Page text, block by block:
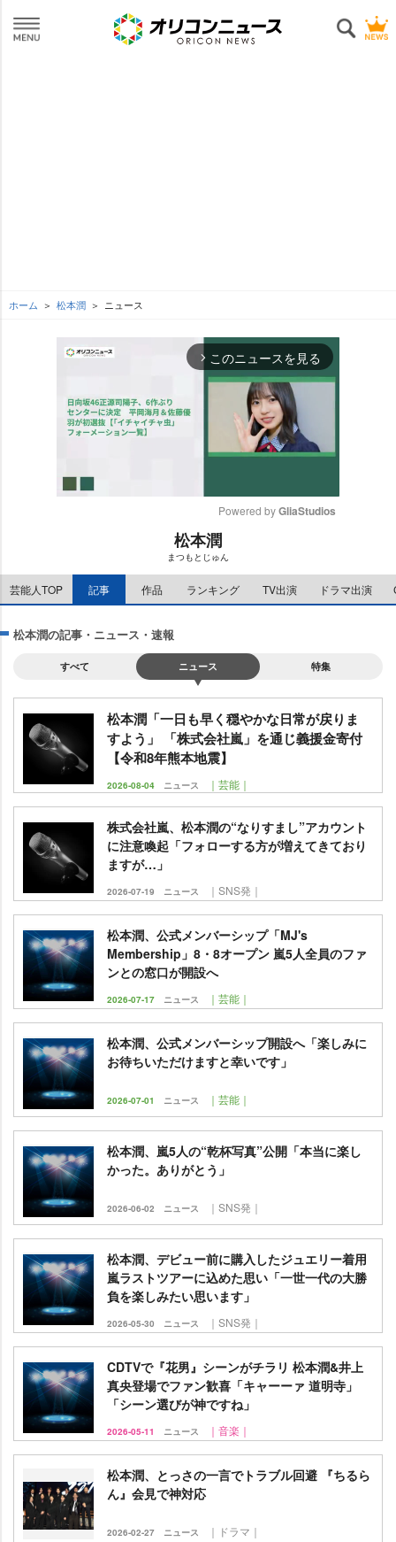
ホーム 松本潤 ニュース
arrow_forward_ios このニュースを見る
e
Powered by GliaStudios
松本潤
まつもとじゅん
芸能人TOP 記事 作品 ランキング TV出演 ドラマ出演
松本潤の記事・ニュース・速報
すべて ニュース 特集
松本潤「一日も早く穏やかな日常が戻りま
すよう」 「株式会社嵐」を通じ義援金寄付
【令和8年熊本地震】
2026-08-04 ニュース ｜芸能｜
株式会社嵐、松本潤の“なりすまし”アカウント
に注意喚起「フォローする方が増えてきており
ますが…」
2026-07-19 ニュース ｜SNS発｜
松本潤、公式メンバーシップ「MJ's
Membership」8・8オープン 嵐5人全員のファ
ンとの窓口が開設へ
2026-07-17 ニュース ｜芸能｜
松本潤、公式メンバーシップ開設へ「楽しみに
お待ちいただけますと幸いです」
2026-07-01 ニュース ｜芸能｜
松本潤、嵐5人の“乾杯写真”公開「本当に楽し
かった。ありがとう」
2026-06-02 ニュース ｜SNS発｜
松本潤、デビュー前に購入したジュエリー着用
嵐ラストツアーに込めた思い「一世一代の大勝
負を楽しみたい思います」
2026-05-30 ニュース ｜SNS発｜
CDTVで『花男』シーンがチラリ 松本潤&井上
真央登場でファン歓喜「キャーーァ 道明寺」
「シーン選びが神ですね」
2026-05-11 ニュース ｜音楽｜
松本潤、とっさの一言でトラブル回避 『ちるら
ん』会見で神対応
2026-02-27 ニュース ｜ドラマ｜